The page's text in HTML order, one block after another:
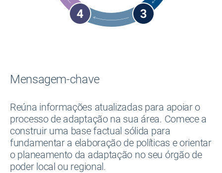
Mensagem-chave
Reúna informações atualizadas para apoiar o
processo de adaptação na sua área. Comece a
construir uma base factual sólida para
fundamentar a elaboração de políticas e orientar
o planeamento da adaptação no seu órgão de
poder local ou regional.